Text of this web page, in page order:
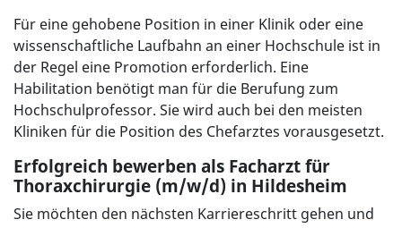
Für eine gehobene Position in einer Klinik oder eine
wissenschaftliche Laufbahn an einer Hochschule ist in
der Regel eine Promotion erforderlich. Eine
Habilitation benötigt man für die Berufung zum
Hochschulprofessor. Sie wird auch bei den meisten
Kliniken für die Position des Chefarztes vorausgesetzt.
Erfolgreich bewerben als Facharzt für
Thoraxchirurgie (m/w/d) in Hildesheim
Sie möchten den nächsten Karriereschritt gehen und